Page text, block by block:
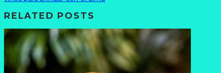
RELATED POSTS